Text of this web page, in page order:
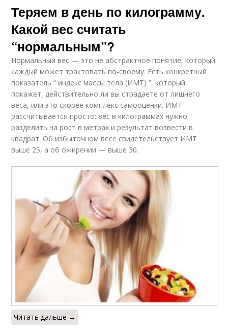
Теряем в день по килограмму.
Какой вес считать
“нормальным”?
Нормальный вес — это не абстрактное понятие, который
каждый может трактовать по-своему. Есть конкретный
показатель “ индекс массы тела (ИМТ) ”, который
покажет, действительно ли вы страдаете от лишнего
веса, или это скорее комплекс самооценки. ИМТ
рассчитывается просто: вес в килограммах нужно
разделить на рост в метрах и результат возвести в
квадрат. Об избыточном весе свидетельствует ИМТ
выше 25, а об ожирении — выше 30.
Читать дальше →